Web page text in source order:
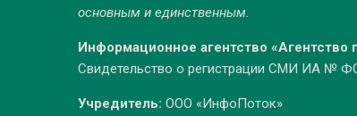
основным и единственным.
Информационное агентство «Агентство
Свидетельство о регистрации СМИ ИА №
Учредитель: ООО «ИнфоПоток»